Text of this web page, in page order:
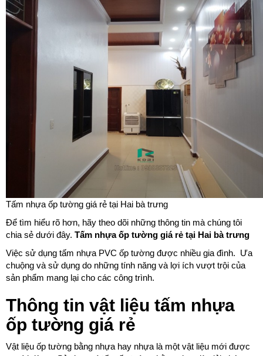
Tấm nhựa ốp tường giá rẻ tại Hai bà trưng
Để tìm hiểu rõ hơn, hãy theo dõi những thông tin mà chúng tôi
chia sẻ dưới đây. Tấm nhựa ốp tường giá rẻ tại Hai bà trưng
Việc sử dụng tấm nhựa PVC ốp tường được nhiều gia đình. Ưa
chuộng và sử dụng do những tính năng và lợi ích vượt trội của
sản phẩm mang lại cho các công trình.
Thông tin vật liệu tấm nhựa
ốp tường giá rẻ
Vật liệu ốp tường bằng nhựa hay nhựa là một vật liệu mới được